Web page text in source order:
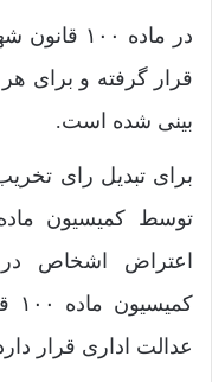
در ماده
قرار گرفته و برای
بینی شده است.
برای تبدیل رای
اعتراض اشخاص
عدالت اداری قرار